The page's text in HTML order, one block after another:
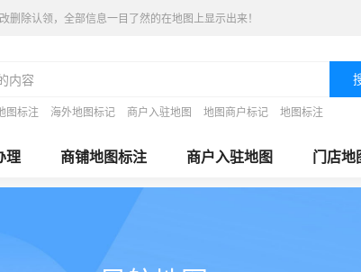
除认领，全部信息一目了然的在地图上显示出来！
图标注 海外地图标记 商户入驻地图 地图商户标记 地图标注
理 商铺地图标注 商户入驻地图 门店地